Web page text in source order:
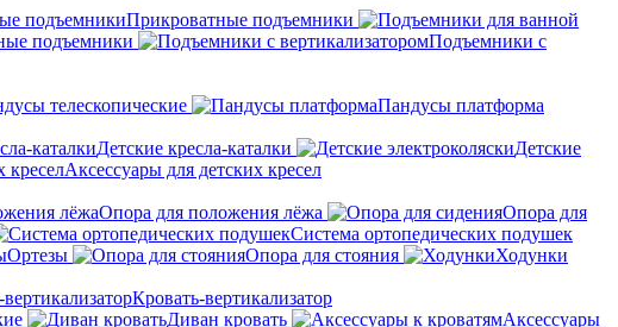
Прикроватные подъемники
подъемники
Подъемники с
телескопические
Пандусы платформа
Детские кресла-каталки
Детские
Аксессуары для детских кресел
Опора для положения лёжа
Опора для
Система ортопедических подушек
Ортезы Опора для стояния
Ходунки
Кровать-вертикализатор
Диван кровать
Аксессуары